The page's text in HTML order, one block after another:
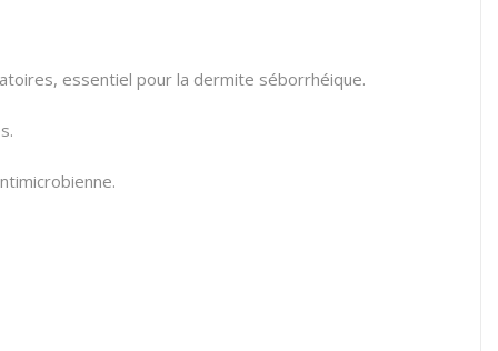
essentiel pour la dermite séborrhéique.